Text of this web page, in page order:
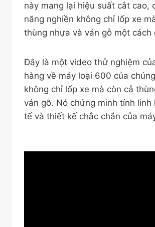
này mang lại hiệu suất cắt cao,
năng nghiền không chỉ lốp xe
thùng nhựa và ván gỗ một cách
Đây là một video thử nghiệm
hàng về máy loại 600 của
không chỉ lốp xe mà còn cả
ván gỗ. Nó chứng minh tính linh
tế và thiết kế chắc chắn của